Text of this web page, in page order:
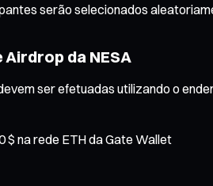
serão selecionados
da NESA
ser efetuadas utilizando o
$ na rede ETH da Gate Wallet